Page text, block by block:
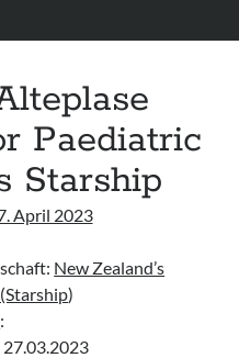
Jugendlichen – Bildgebende
Jugendlichen – Bildgebende
Paediatric
Starship
April 2023
New Zealand’s
)
: